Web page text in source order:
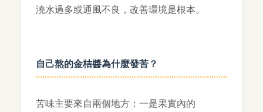
澆水過多或通風不良，改善環境是根本。
自己熬的金桔醬為什麼發苦？
苦味主要來自兩個地方：一是果實內的